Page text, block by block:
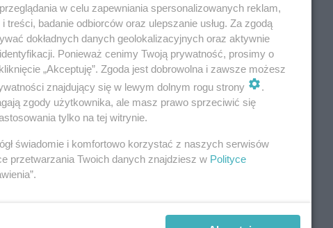
w celu zapewniania spersonalizowanych reklam,
badanie odbiorców oraz ulepszanie usług. Za zgodą
dokładnych danych geolokalizacyjnych oraz aktywnie
Ponieważ cenimy Twoją prywatność, prosimy o
„Akceptuję”. Zgoda jest dobrowolna i zawsze możesz
znajdujący się w lewym dolnym rogu strony
.
zgody użytkownika, ale masz prawo sprzeciwić się
tylko na tej witrynie.
świadomie i komfortowo korzystać z naszych serwisów
przetwarzania Twoich danych znajdziesz w Polityce